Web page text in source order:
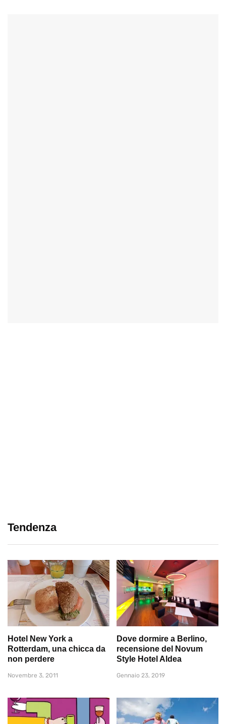
Tendenza
Hotel New York a
Rotterdam, una chicca da
non perdere
Novembre 3, 2011
Dove dormire a Berlino,
recensione del Novum
Style Hotel Aldea
Gennaio 23, 2019